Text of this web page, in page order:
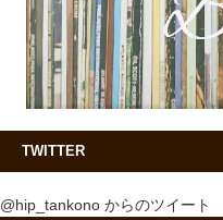
TWITTER
@hip_tankono からのツイート